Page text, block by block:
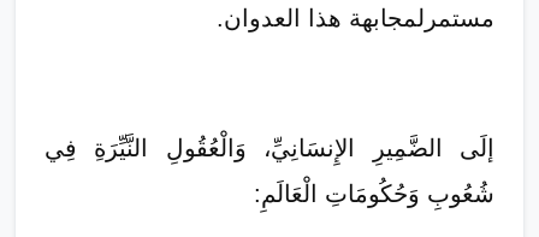
مستمرلمجابهة هذا العدوان.
إلَى الضَّمِيرِ الإِنسَانِيِّ، وَالْعُقُولِ النَّيِّرَةِ فِي
شُعُوبِ وَحُكُومَاتِ الْعَالَمِ: